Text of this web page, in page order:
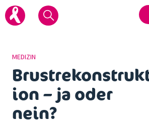
MEDIZIN
ion – ja oder
nein?